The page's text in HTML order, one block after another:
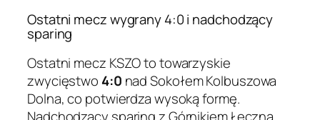
Ostatni mecz wygrany 4:0 i nadchodzący
sparing
Ostatni mecz KSZO to towarzyskie
zwycięstwo 4:0 nad Sokołem Kolbuszowa
Dolna, co potwierdza wysoką formę.
Nadchodzący sparing z Górnikiem Łęczna